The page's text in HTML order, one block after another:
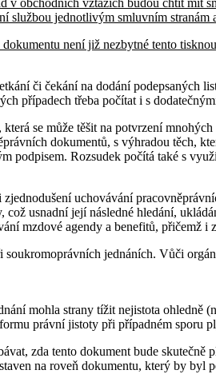
v obchodních vztazích budou chtít mít
službou jednotlivým smluvním
není již nezbytné tento
či čekání na dodání
případech třeba počítat i s
, která se může těšit na potvrzení
dokumentů, s výhradou těch,
podpisem. Rozsudek počítá také s
uchovávání
usnadní její následné hledání,
mzdové agendy a benefitů, přičemž
jednáních. Vůči
mohla strany tížit nejistota
právní jistoty při případném sporu
zda tento dokument bude
na roveň dokumentu, který by byl